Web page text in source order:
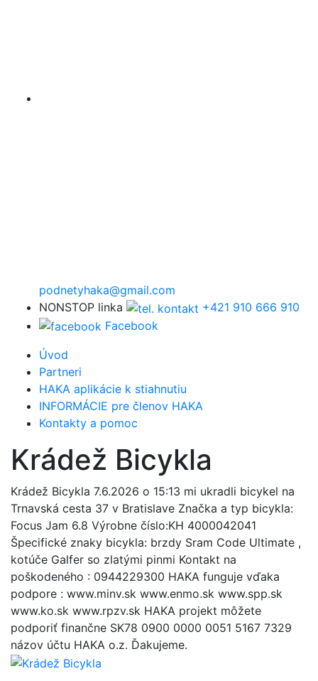
podnetyhaka@gmail.com
NONSTOP linka
+421 910 666 910
Facebook
Úvod
Partneri
HAKA aplikácie k stiahnutiu
INFORMÁCIE pre členov HAKA
Kontakty a pomoc
Krádež Bicykla
Krádež Bicykla 7.6.2026 o 15:13 mi ukradli bicykel na
Trnavská cesta 37 v Bratislave Značka a typ bicykla:
Focus Jam 6.8 Výrobne číslo:KH 4000042041
Špecifické znaky bicykla: brzdy Sram Code Ultimate ,
kotúče Galfer so zlatými pinmi Kontakt na
poškodeného : 0944229300 HAKA funguje vďaka
podpore : www.minv.sk www.enmo.sk www.spp.sk
www.ko.sk www.rpzv.sk HAKA projekt môžete
podporiť finančne SK78 0900 0000 0051 5167 7329
názov účtu HAKA o.z. Ďakujeme.